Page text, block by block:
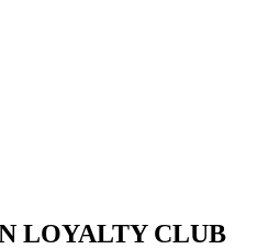
LOYALTY CLUB